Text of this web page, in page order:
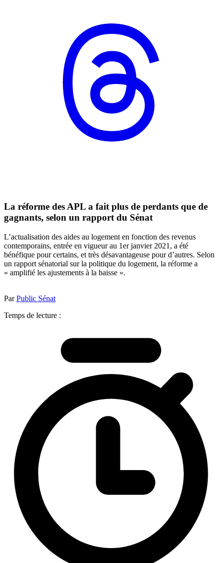
La réforme des APL a fait plus de perdants que de
gagnants, selon un rapport du Sénat
L’actualisation des aides au logement en fonction des revenus
contemporains, entrée en vigueur au 1er janvier 2021, a été
bénéfique pour certains, et très désavantageuse pour d’autres. Selon
un rapport sénatorial sur la politique du logement, la réforme a
« amplifié les ajustements à la baisse ».
ParPublic Sénat
Temps de lecture :